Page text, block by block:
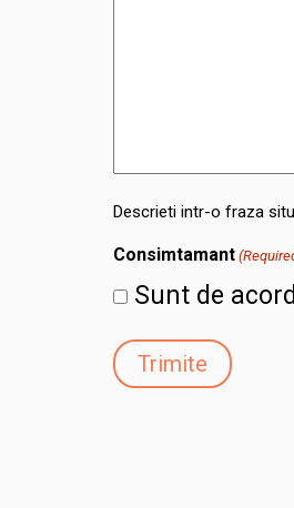
Descrieti intr-o fraza
Consimtamant
Sunt de